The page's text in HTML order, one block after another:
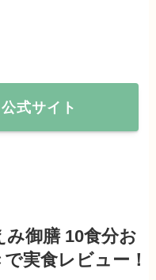
式サイト
御膳 10食分お
実食レビュー！